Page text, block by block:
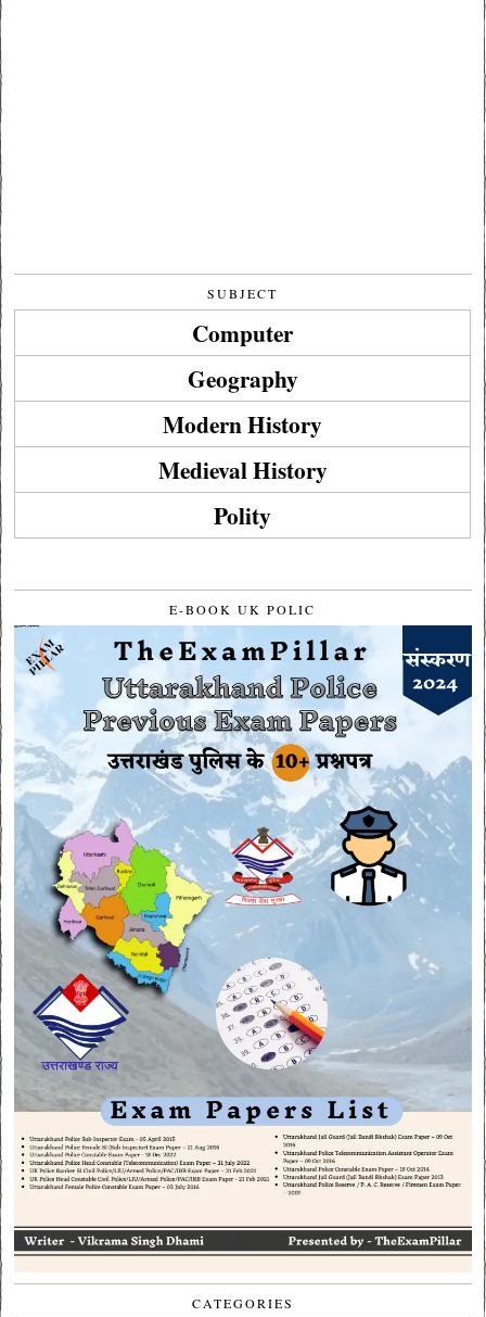
SUBJECT
Computer
Geography
Modern History
Medieval History
Polity
E-BOOK UK POLIC
CATEGORIES